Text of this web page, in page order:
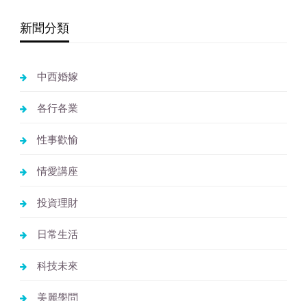
新聞分類
中西婚嫁
各行各業
性事歡愉
情愛講座
投資理財
日常生活
科技未來
美麗學問